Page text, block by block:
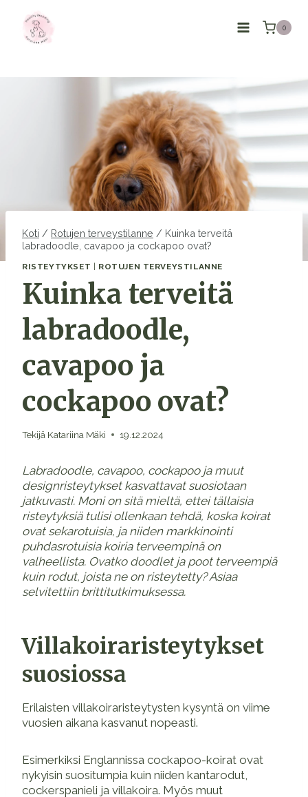
sisältöön
0
Koti / Rotujen terveystilanne / Kuinka terveitä
labradoodle, cavapoo ja cockapoo ovat?
RISTEYTYKSET ROTUJEN TERVEYSTILANNE
Kuinka terveitä
labradoodle,
cavapoo ja
cockapoo ovat?
Tekijä Katariina Mäki 19.12.2024
Labradoodle, cavapoo, cockapoo ja muut
designristeytykset kasvattavat suosiotaan
jatkuvasti. Moni on sitä mieltä, ettei tällaisia
risteytyksiä tulisi ollenkaan tehdä, koska koirat
ovat sekarotuisia, ja niiden markkinointi
puhdasrotuisia koiria terveempinä on
valheellista. Ovatko doodlet ja poot terveempiä
kuin rodut, joista ne on risteytetty? Asiaa
selvitettiin brittitutkimuksessa.
Villakoiraristeytykset
suosiossa
Erilaisten villakoiraristeytysten kysyntä on viime
vuosien aikana kasvanut nopeasti.
Esimerkiksi Englannissa cockapoo-koirat ovat
nykyisin suositumpia kuin niiden kantarodut,
cockerspanieli ja villakoira. Myös muut